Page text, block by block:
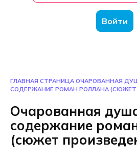
Войти
ГЛАВНАЯ СТРАНИЦА ОЧАРОВАННАЯ
СОДЕРЖАНИЕ РОМАН РОЛЛАНА (СЮЖЕТ
Очарованная
содержание
(сюжет